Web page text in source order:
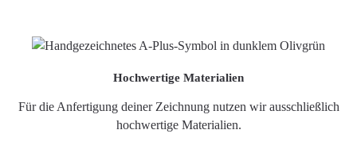
Hochwertige Materialien
Für die Anfertigung deiner Zeichnung nutzen wir ausschließlich
hochwertige Materialien.